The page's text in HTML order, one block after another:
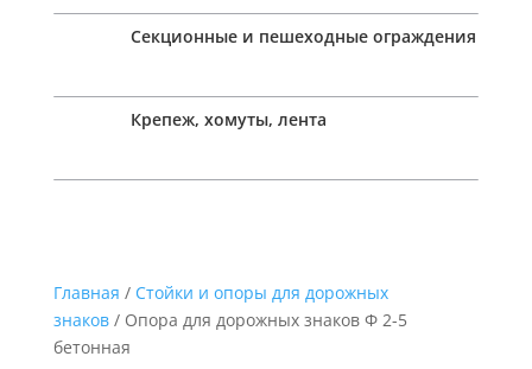
Секционные и пешеходные ограждения
Крепеж, хомуты, лента
Главная / Стойки и опоры для дорожных
знаков/ Опора для дорожных знаков Ф 2-5
бетонная